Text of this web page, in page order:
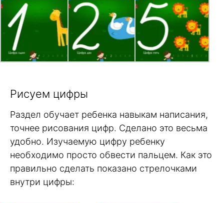
Рисуем цифры
Раздел обучает ребенка навыкам написания,
точнее рисования цифр. Сделано это весьма
удобно. Изучаемую цифру ребенку
необходимо просто обвести пальцем. Как это
правильно сделать показано стрелочками
внутри цифры: